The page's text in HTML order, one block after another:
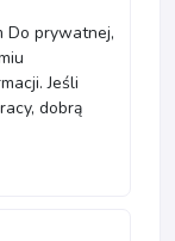
Do prywatnej,
Jeśli
dobrą